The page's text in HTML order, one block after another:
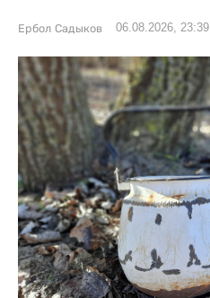
Ербол Садыков 06.08.2026, 23:39